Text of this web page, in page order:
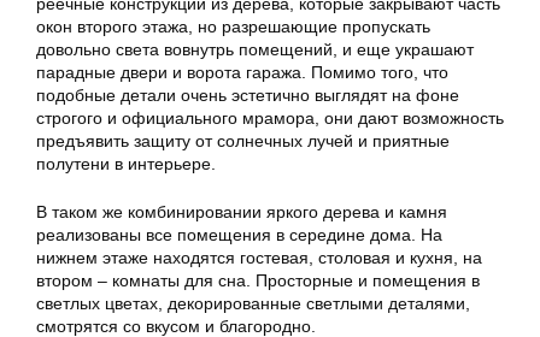
окон второго этажа, но разрешающие пропускать
довольно света вовнутрь помещений, и еще украшают
парадные двери и ворота гаража. Помимо того, что
подобные детали очень эстетично выглядят на фоне
строгого и официального мрамора, они дают возможность
предъявить защиту от солнечных лучей и приятные
полутени в интерьере.
В таком же комбинировании яркого дерева и камня
реализованы все помещения в середине дома. На
нижнем этаже находятся гостевая, столовая и кухня, на
втором – комнаты для сна. Просторные и помещения в
светлых цветах, декорированные светлыми деталями,
смотрятся со вкусом и благородно.